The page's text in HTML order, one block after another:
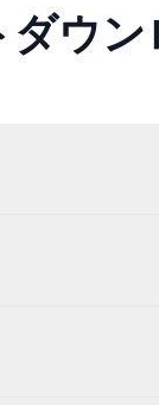
ウン